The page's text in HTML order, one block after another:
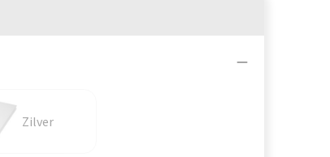
Zilver